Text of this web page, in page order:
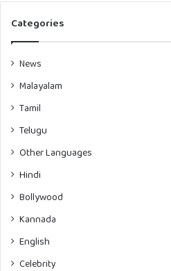
Categories
News
Malayalam
Tamil
Telugu
Other Languages
Hindi
Bollywood
Kannada
English
Celebrity